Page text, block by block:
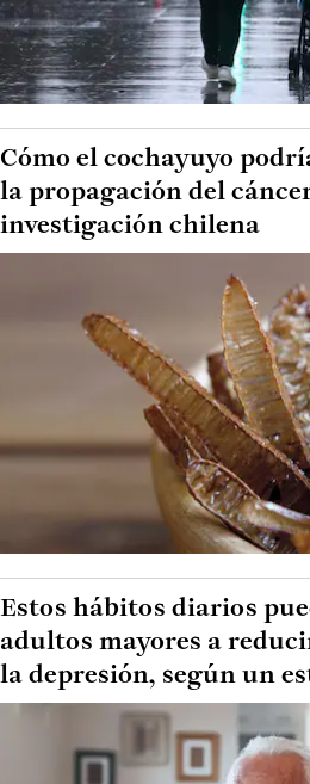
Cómo el cochayuyo
la propagación del
investigación chilena
Estos hábitos diarios
adultos mayores a
la depresión, según un